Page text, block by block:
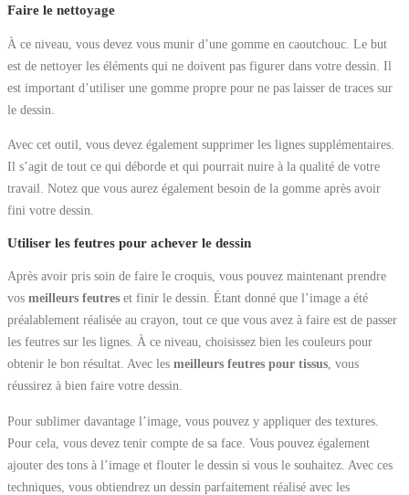
Faire le nettoyage
À ce niveau, vous devez vous munir d’une gomme en caoutchouc. Le but
est de nettoyer les éléments qui ne doivent pas figurer dans votre dessin. Il
est important d’utiliser une gomme propre pour ne pas laisser de traces sur
le dessin.
Avec cet outil, vous devez également supprimer les lignes supplémentaires.
Il s’agit de tout ce qui déborde et qui pourrait nuire à la qualité de votre
travail. Notez que vous aurez également besoin de la gomme après avoir
fini votre dessin.
Utiliser les feutres pour achever le dessin
Après avoir pris soin de faire le croquis, vous pouvez maintenant prendre
vos meilleurs feutres et finir le dessin. Étant donné que l’image a été
préalablement réalisée au crayon, tout ce que vous avez à faire est de passer
les feutres sur les lignes. À ce niveau, choisissez bien les couleurs pour
obtenir le bon résultat. Avec les meilleurs feutres pour tissus, vous
réussirez à bien faire votre dessin.
Pour sublimer davantage l’image, vous pouvez y appliquer des textures.
Pour cela, vous devez tenir compte de sa face. Vous pouvez également
ajouter des tons à l’image et flouter le dessin si vous le souhaitez. Avec ces
techniques, vous obtiendrez un dessin parfaitement réalisé avec les